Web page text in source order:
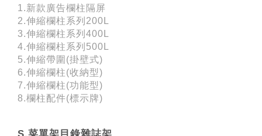
1.新款廣告欄柱隔屏
2.伸縮欄柱系列200L
3.伸縮欄柱系列400L
4.伸縮欄柱系列500L
5.伸縮帶圍(掛壁式)
6.伸縮欄柱(收納型)
7.伸縮欄柱(功能型)
8.欄柱配件(標示牌)